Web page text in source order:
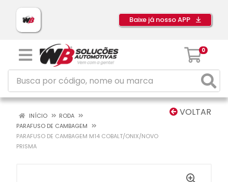
Baixe já nosso APP
0
VOLTAR
INÍCIO
RODA
PARAFUSO DE CAMBAGEM
PARAFUSO DE CAMBAGEM M14 COBALT/ONIX/NOVO
PRISMA